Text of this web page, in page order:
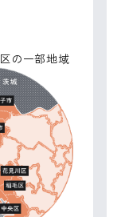
の一部地域